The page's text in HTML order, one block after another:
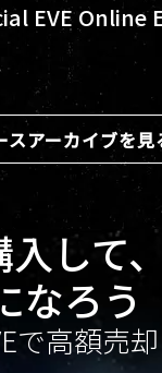
EVE Online
スアーカイブを見
入して
なろう
で高額売却